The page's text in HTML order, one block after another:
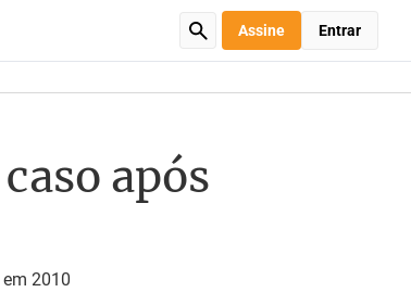
Assine Entrar
após
2010